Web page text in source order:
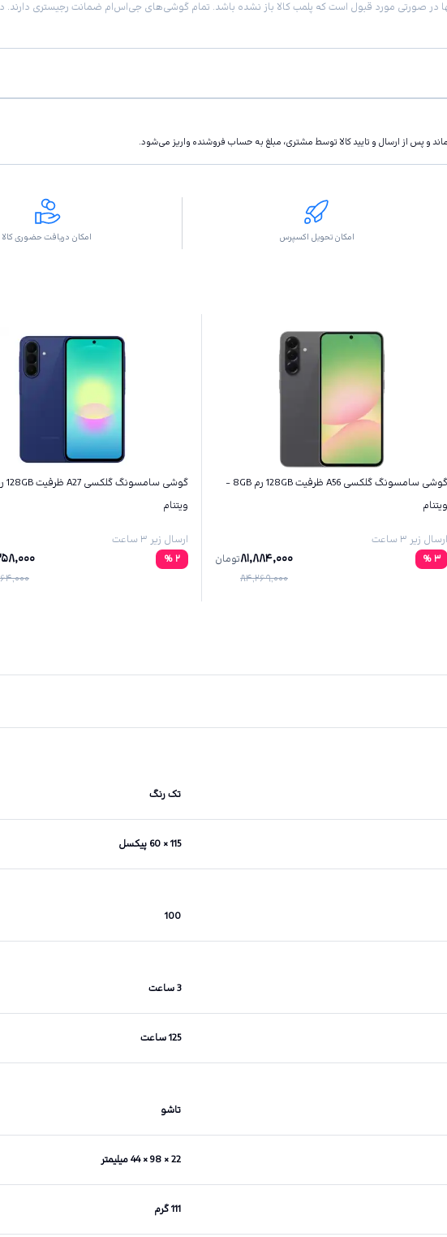
و پس از ارسال و تاييد كالا توسط مشتری، مبلغ به حساب فروشنده واريز مى‌شود.
امکان تحویل اکسپرس امکان دریافت حضوری کالا
گوشی سامسونگ گلکسی A56 ظرفیت 128GB رم 8GB -
ویتنام
ارسال زیر ۳ ساعت
3
%
81,884,000
84,269,000
تومان
ویتنام
ارسال زیر ۳ ساعت
2
%
تک رنگ
115 × 60 پیکسل
100
3 ساعت
125 ساعت
تاشو
22 × 98 × 44 میلیمتر
111 گرم